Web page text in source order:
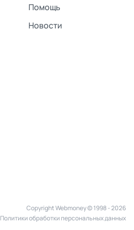
Помощь
Новости
Copyright Webmoney © 1998 - 2026
Политики обработки персональных данных